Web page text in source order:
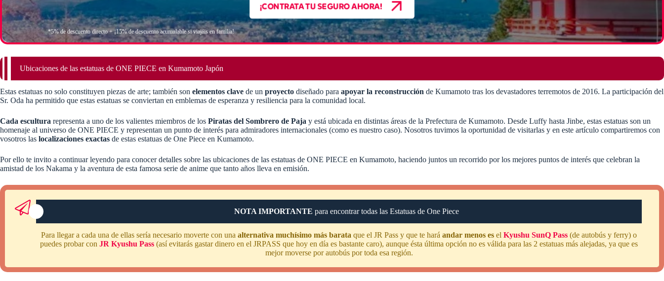
¡CONTRATA TU SEGURO AHORA!
*5% de descuento directo + ¡15% de descuento acumulable si viajáis en familia!
Ubicaciones de las estatuas de ONE PIECE en Kumamoto Japón
Estas estatuas no solo constituyen piezas de arte; también son elementos clave de un proyecto diseñado para apoyar la reconstrucción de Kumamoto tras los devastadores terremotos de 2016. La participación del
Sr. Oda ha permitido que estas estatuas se conviertan en emblemas de esperanza y resiliencia para la comunidad local.
Cada escultura representa a uno de los valientes miembros de los Piratas del Sombrero de Paja y está ubicada en distintas áreas de la Prefectura de Kumamoto. Desde Luffy hasta Jinbe, estas estatuas son un
homenaje al universo de ONE PIECE y representan un punto de interés para admiradores internacionales (como es nuestro caso). Nosotros tuvimos la oportunidad de visitarlas y en este artículo compartiremos con
vosotros las localizaciones exactas de estas estatuas de One Piece en Kumamoto.
Por ello te invito a continuar leyendo para conocer detalles sobre las ubicaciones de las estatuas de ONE PIECE en Kumamoto, haciendo juntos un recorrido por los mejores puntos de interés que celebran la
amistad de los Nakama y la aventura de esta famosa serie de anime que tanto años lleva en emisión.
NOTA IMPORTANTE para encontrar todas las Estatuas de One Piece
Para llegar a cada una de ellas sería necesario moverte con una alternativa muchísimo más barata que el JR Pass y que te hará andar menos es el Kyushu SunQ Pass (de autobús y ferry) o
puedes probar con JR Kyushu Pass (así evitarás gastar dinero en el JRPASS que hoy en día es bastante caro), aunque ésta última opción no es válida para las 2 estatuas más alejadas, ya que es
mejor moverse por autobús por toda esa región.